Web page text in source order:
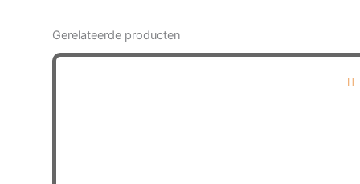
Gerelateerde producten